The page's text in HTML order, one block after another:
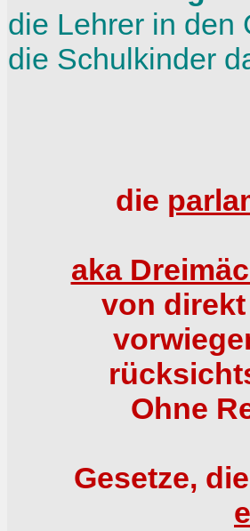
die Lehrer in den
die Schulkinder
die
aka
von
Ohne
Gesetze,